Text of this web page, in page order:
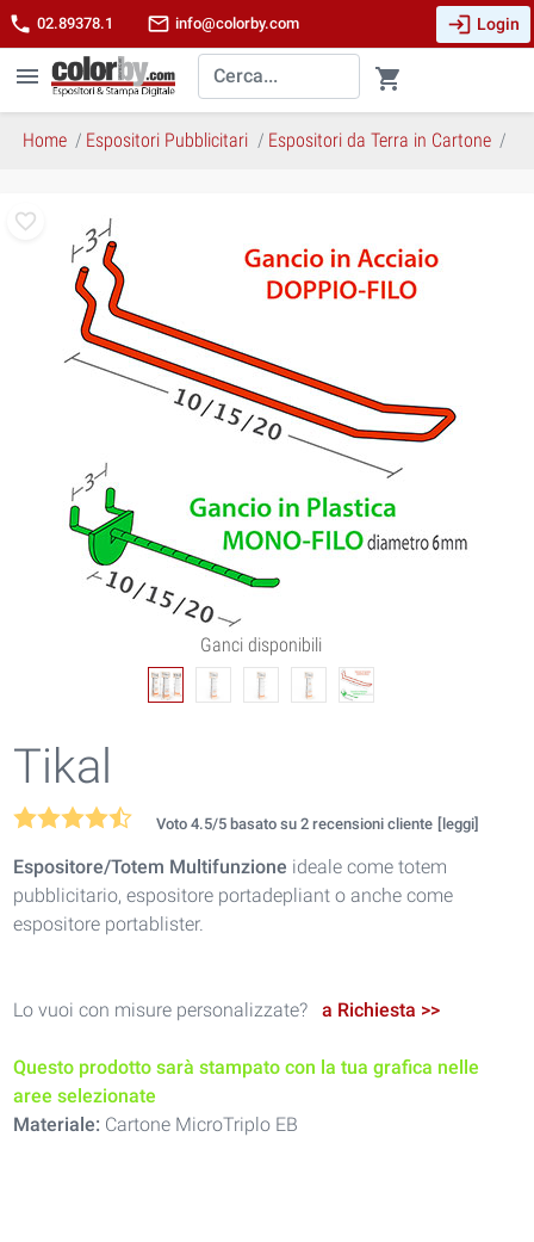
phone 02.89378.1 mail_outline info@colorby.com login Login
menu shopping_cart
Home Espositori Pubblicitari Espositori da Terra in Cartone
Tikal
Voto 4.5/5 basato su 2 recensioni cliente [leggi]
Espositore/Totem Multifunzione ideale come totem
pubblicitario, espositore portadepliant o anche come
espositore portablister.
Lo vuoi con misure personalizzate? a Richiesta >>
Questo prodotto sarà stampato con la tua grafica nelle
aree selezionate
Materiale: Cartone MicroTriplo EB